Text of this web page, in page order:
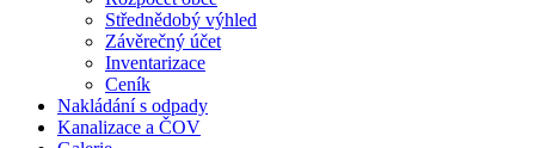
Střednědobý výhled
Závěrečný účet
Inventarizace
Ceník
Nakládání s odpady
Kanalizace a ČOV